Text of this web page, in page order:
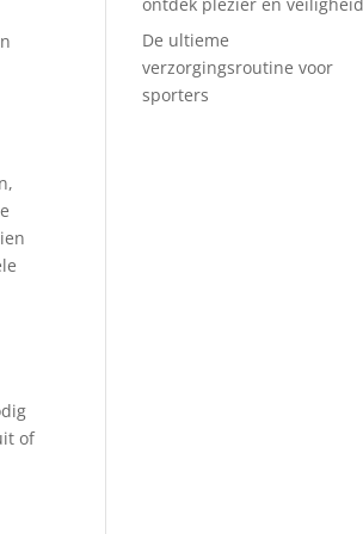
of
De ultieme
verzorgingsroutine voor
sporters